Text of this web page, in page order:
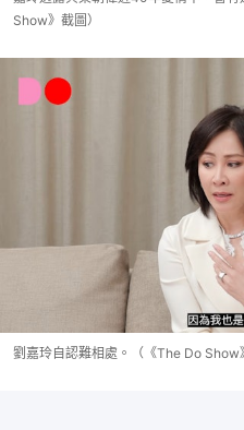
Show》截圖）
劉嘉玲自認難相處。（《The Do Show